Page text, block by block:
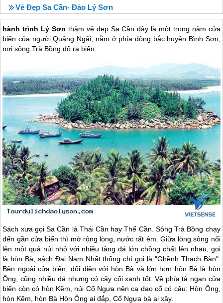
Vẻ Đẹp Sa Cần- Đảo Lý Sơn
hành trình Lý Sơn thăm vẻ đẹp Sa Cần đây là một trong năm cửa
biển của người Quảng Ngãi, nằm ở phía đông bắc huyện Bình Sơn,
nơi sông Trà Bồng đổ ra biển.
Sách xưa gọi Sa Cần là Thái Cần hay Thể Cần. Sông Trà Bồng chạy
đến gần cửa biển thì mở rộng lòng, nước rất êm. Giữa lòng sông nổi
lên một quả núi nhỏ với nhiều tảng đá lớn chồng chất lên nhau, gọi
là hòn Bà, sách Ðại Nam Nhất thống chí gọi là "Ghềnh Thạch Bàn".
Bên ngoài cửa biển, đối diện với hòn Bà và lớn hơn hòn Bà là hòn
Ông, cũng nhiều đá nhưng có cây cối xanh tốt. Về phía tả ngạn cửa
biển còn có hòn Kẽm, núi Cổ Ngựa nên ca dao cổ có câu: Hòn Ông,
hòn Kẽm, hòn Bà Hòn Ông ai đắp, Cổ Ngựa bà ai xây.